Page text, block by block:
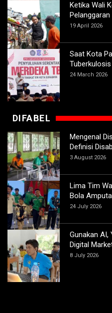
Ketika Wali
19 April 2026
Saat Kota
Tuberkulosis
24 March 2026
DIFABEL
Mengenal
Definisi
3 August 2026
Lima Tim
Bola
24 July 2026
Gunakan AI,
Digital
8 July 2026